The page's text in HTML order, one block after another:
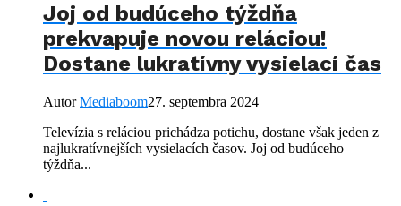
Joj od budúceho týždňa
prekvapuje novou reláciou!
Dostane lukratívny vysielací čas
AutorMediaboom27. septembra 2024
Televízia s reláciou prichádza potichu, dostane však jeden z
najlukratívnejších vysielacích časov. Joj od budúceho
týždňa...